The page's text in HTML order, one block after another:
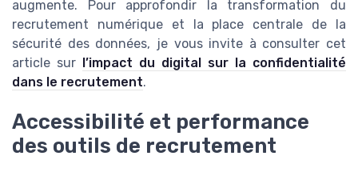
augmente. Pour approfondir la transformation du
recrutement numérique et la place centrale de la
sécurité des données, je vous invite à consulter cet
article sur l’impact du digital sur la confidentialité
dans le recrutement.
Accessibilité et performance
des outils de recrutement